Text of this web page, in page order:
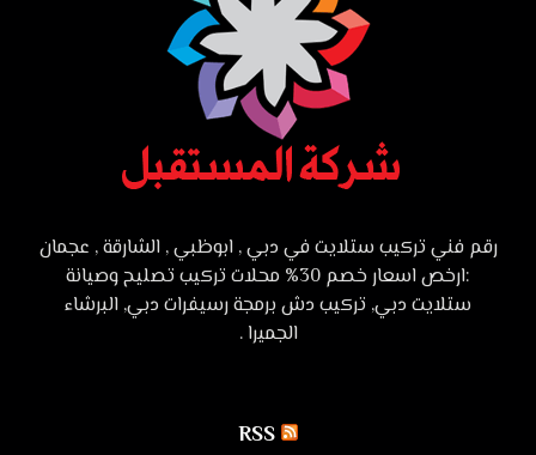
رقم فني تركيب ستلايت في دبي , ابوظبي , الشارقة , عجمان
:ارخص اسعار خصم 30% محلات تركيب تصليح وصيانة
ستلايت دبي, تركيب دش برمجة رسيفرات دبي, البرشاء
الجميرا .
RSS